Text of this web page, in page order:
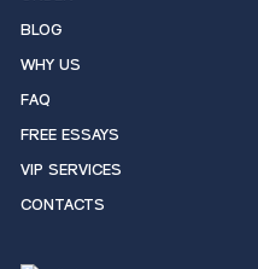
BLOG
WHY US
FAQ
FREE ESSAYS
VIP SERVICES
CONTACTS